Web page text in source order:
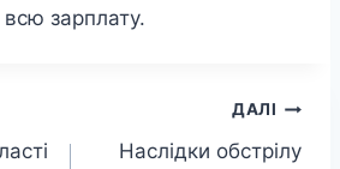
зарплату.
ДАЛІ
Наслідки обстрілу